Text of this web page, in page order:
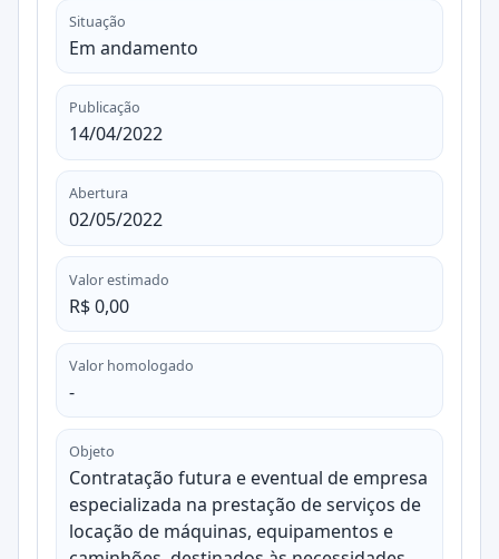
Situação
Em andamento
Publicação
14/04/2022
Abertura
02/05/2022
Valor estimado
R$ 0,00
Valor homologado
-
Objeto
Contratação futura e eventual de empresa
especializada na prestação de serviços de
locação de máquinas, equipamentos e